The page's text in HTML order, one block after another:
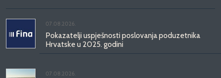
07.08.2026.
Pokazatelji uspješnosti poslovanja poduzetnika
Hrvatske u 2025. godini
07.08.2026.